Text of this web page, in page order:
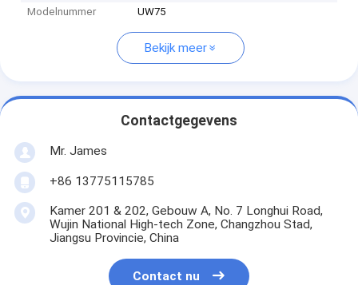
Modelnummer
UW75
Bekijk meer
Contactgegevens
Mr. James
+86 13775115785
Kamer 201 & 202, Gebouw A, No. 7 Longhui Road,
Wujin National High-tech Zone, Changzhou Stad,
Jiangsu Provincie, China
Contact nu